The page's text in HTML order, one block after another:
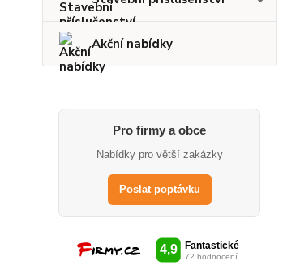
Akční nabídky
Pro firmy a obce
Nabídky pro větší zakázky
Poslat poptávku